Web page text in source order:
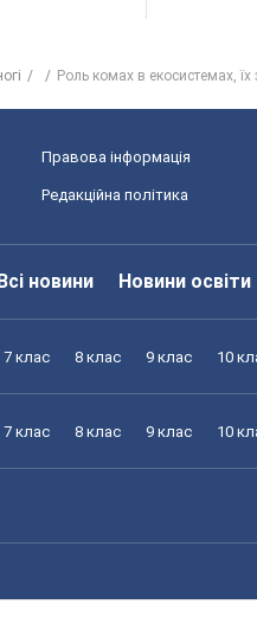
Роль комах в екосистемах,
Правова інформація
Редакційна політика
новини Новини освіти
7 клас 8 клас 9 клас 10
7 клас 8 клас 9 клас 10